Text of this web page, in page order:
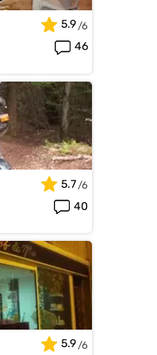
5.9
46
5.7
40
5.9